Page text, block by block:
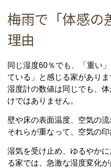
梅雨で「体感の
理由
同じ湿度60％でも、「重い
ている」と感じる家がありま
湿度計の数値は同じでも、
けではありません。
壁や床の表面温度、空気の流
それらが重なって、空気の印
湿気を受け止め、ゆるやか
る家では、急激な湿度変化が